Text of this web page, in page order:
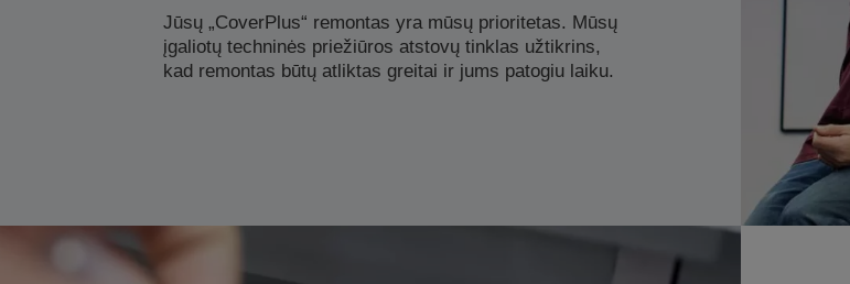
Jūsų „CoverPlus“ remontas yra mūsų prioritetas. Mūsų
įgaliotų techninės priežiūros atstovų tinklas užtikrins,
kad remontas būtų atliktas greitai ir jums patogiu laiku.